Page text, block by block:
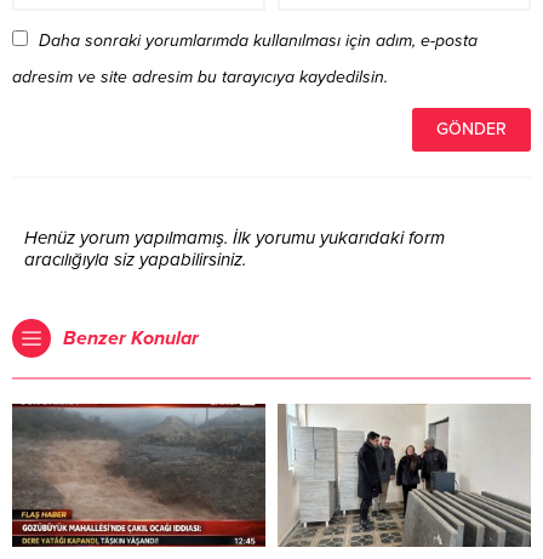
Daha sonraki yorumlarımda kullanılması için adım, e-posta
adresim ve site adresim bu tarayıcıya kaydedilsin.
Henüz yorum yapılmamış. İlk yorumu yukarıdaki form
aracılığıyla siz yapabilirsiniz.
Benzer Konular